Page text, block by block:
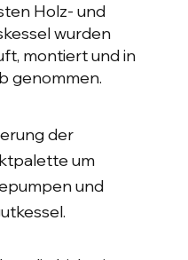
Holz- und
wurden
montiert und in
genommen.
der
um
und